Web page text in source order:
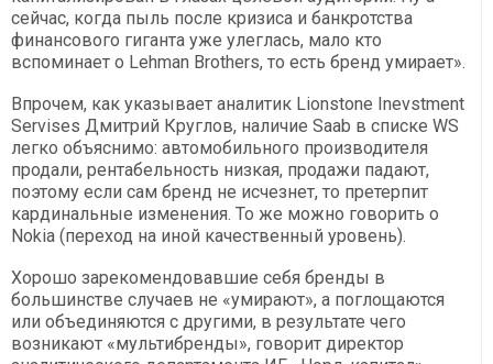
сейчас, когда пыль после кризиса и банкротства
финансового гиганта уже улеглась, мало кто
вспоминает о Lehman Brothers, то есть бренд умирает».
Впрочем, как указывает аналитик Lionstone Inevstment
Servises Дмитрий Круглов, наличие Saab в списке WS
легко объяснимо: автомобильного производителя
продали, рентабельность низкая, продажи падают,
поэтому если сам бренд не исчезнет, то претерпит
кардинальные изменения. То же можно говорить о
Nokia (переход на иной качественный уровень).
Хорошо зарекомендовавшие себя бренды в
большинстве случаев не «умирают», а поглощаются
или объединяются с другими, в результате чего
возникают «мультибренды», говорит директор